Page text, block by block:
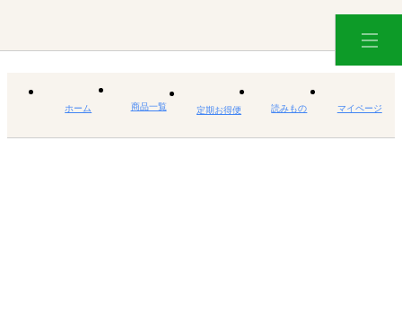
ホーム 商品一覧 定期お得便 読みもの マイページ